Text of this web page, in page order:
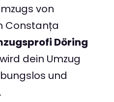
von
Constanța
Döring
wird dein Umzug
und